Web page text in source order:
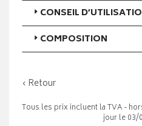
CONSEIL
COMPOSITION
‹ Retour
Tous les prix incluent la TVA -
jour le 03/